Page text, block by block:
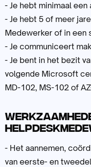
- Je hebt minimaal
- Je hebt 5 of meer
Medewerker of in
- Je communiceert
- Je bent in het bezit
volgende Microsoft
MD-102, MS-102 of
- Het aannemen,
van eerste- en